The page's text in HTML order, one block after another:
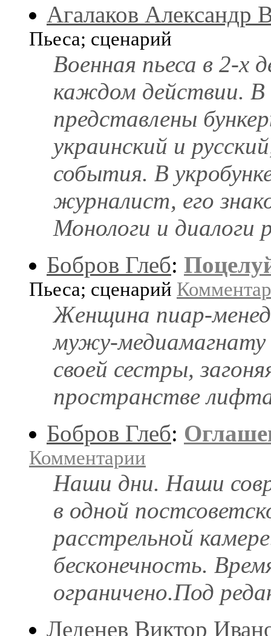
Агалаков Александр
Пьеса; сценарий
Военная пьеса в 2-х
каждом действии.
представлены
украинский и
события. В
журналист, его
Монологи и диалоги
Бобров Глеб:
Пьеса; сценарий
Женщина пиар-
мужу-медиамагнату
своей сестры,
пространстве
Бобров Глеб:
Комментарии
Наши дни. Наши
в одной
расстрельной
бесконечность.
ограничено.Под
Леденев Виктор